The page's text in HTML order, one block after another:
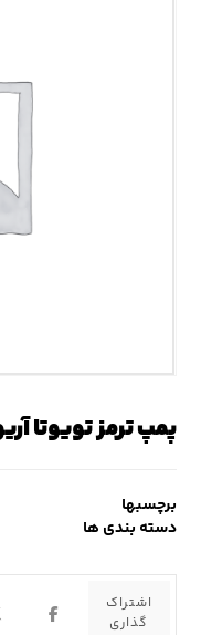
پمپ ترمز تویوتا
برچسبها
دسته بندی ها